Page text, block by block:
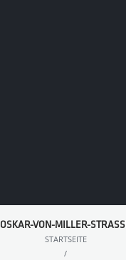
OSKAR-VON-MILLER-STRASSE
STARTSEITE
/